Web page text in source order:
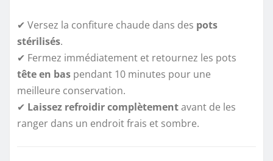
✔ Versez la confiture chaude dans des pots
stérilisés.
✔ Fermez immédiatement et retournez les pots
tête en bas pendant 10 minutes pour une
meilleure conservation.
✔ Laissez refroidir complètementavant de les
ranger dans un endroit frais et sombre.